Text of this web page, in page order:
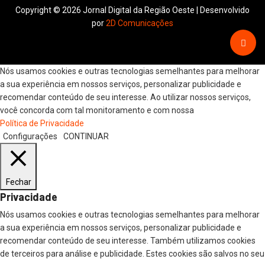
Copyright © 2026 Jornal Digital da Região Oeste | Desenvolvido
por2D Comunicações
Nós usamos cookies e outras tecnologias semelhantes para melhorar
a sua experiência em nossos serviços, personalizar publicidade e
recomendar conteúdo de seu interesse. Ao utilizar nossos serviços,
você concorda com tal monitoramento e com nossa
Política de Privacidade
Configurações
CONTINUAR
Fechar
Privacidade
Nós usamos cookies e outras tecnologias semelhantes para melhorar
a sua experiência em nossos serviços, personalizar publicidade e
recomendar conteúdo de seu interesse. Também utilizamos cookies
de terceiros para análise e publicidade. Estes cookies são salvos no seu